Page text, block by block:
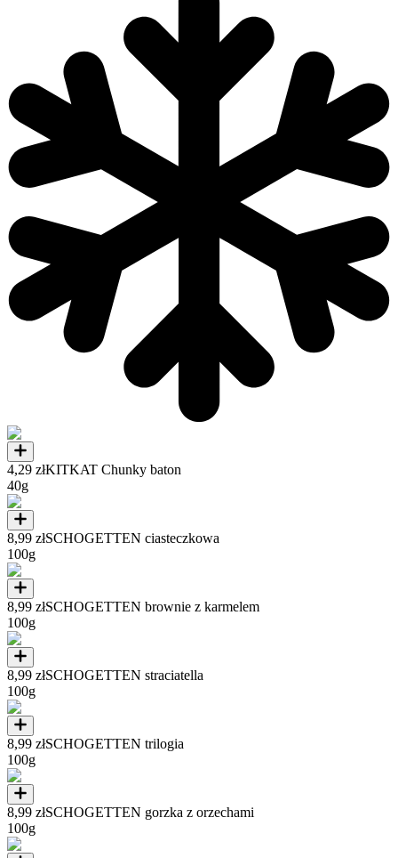
4,29 złKITKAT Chunky baton
40g
8,99 złSCHOGETTEN ciasteczkowa
100g
8,99 złSCHOGETTEN brownie z karmelem
100g
8,99 złSCHOGETTEN straciatella
100g
8,99 złSCHOGETTEN trilogia
100g
8,99 złSCHOGETTEN gorzka z orzechami
100g